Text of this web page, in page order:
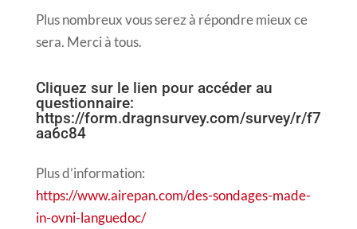
Plus nombreux vous serez à répondre mieux ce
sera. Merci à tous.
Cliquez sur le lien pour accéder au
questionnaire:
https://form.dragnsurvey.com/survey/r/f7
aa6c84
Plus d’information:
https://www.airepan.com/des-sondages-made-
in-ovni-languedoc/